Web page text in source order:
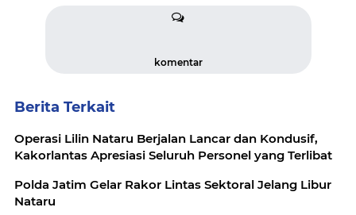
komentar
Berita Terkait
Operasi Lilin Nataru Berjalan Lancar dan Kondusif,
Kakorlantas Apresiasi Seluruh Personel yang Terlibat
Polda Jatim Gelar Rakor Lintas Sektoral Jelang Libur
Nataru